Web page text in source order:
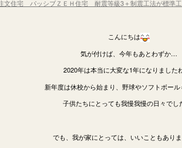
住宅 パッシブＺＥＨ住宅 耐震等級3＋制震工法が標
こんにちは
気が付けば、今年もあとわずか…
2020年は本当に大変な1年になりました
新年度は休校から始まり、野球やソフトボー
子供たちにとっても我慢我慢の日々でし
でも、我が家にとっては、いいこともあり